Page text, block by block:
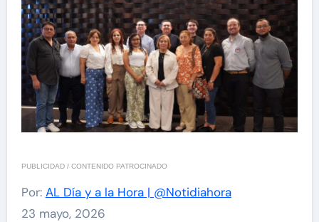
PUBLICIDAD / CONTENIDO PATROCINADO
Por: AL Día y a la Hora | @Notidiahora
23 mayo, 2026